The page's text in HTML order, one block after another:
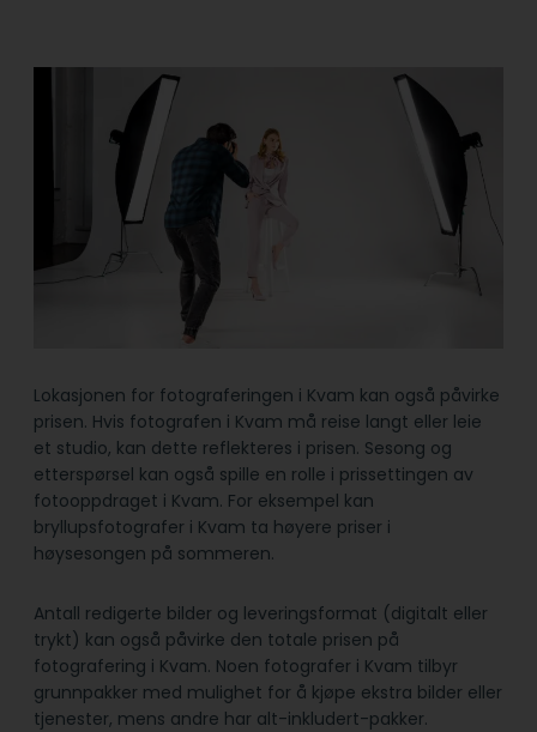
Lokasjonen for fotograferingen i Kvam kan også påvirke
prisen. Hvis fotografen i Kvam må reise langt eller leie
et studio, kan dette reflekteres i prisen. Sesong og
etterspørsel kan også spille en rolle i prissettingen av
fotooppdraget i Kvam. For eksempel kan
bryllupsfotografer i Kvam ta høyere priser i
høysesongen på sommeren.
Antall redigerte bilder og leveringsformat (digitalt eller
trykt) kan også påvirke den totale prisen på
fotografering i Kvam. Noen fotografer i Kvam tilbyr
grunnpakker med mulighet for å kjøpe ekstra bilder eller
tjenester, mens andre har alt-inkludert-pakker.